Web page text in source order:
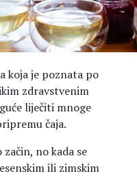
koja je poznata po
zdravstvenim
liječiti mnoge
čaja.
no kada se
ili zimskim